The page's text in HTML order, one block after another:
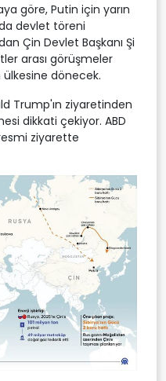
göre, Putin için yarın
devlet töreni
Çin Devlet Başkanı Şi
arası görüşmeler
dönecek.
Trump'ın ziyaretinden
dikkati çekiyor. ABD
resmi ziyarette